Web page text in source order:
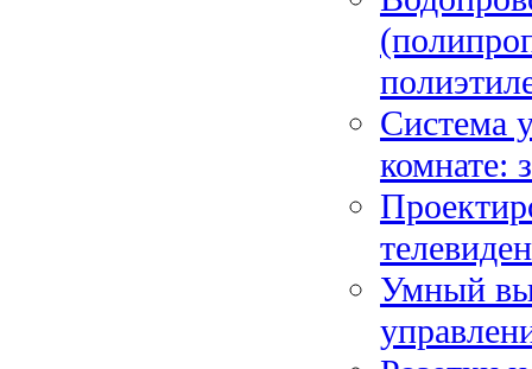
Система
комнате:
Умный